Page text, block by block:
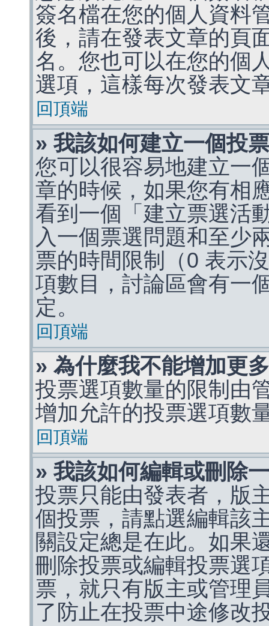
簽名檔在您的個人資料
後，請在發表文章的頁
名。您也可以在您的個
選項，這樣每次發表文
回頂端
» 我該如何建立一個投
您可以很容易地建立一
章的時候，如果您有相
看到一個「建立票選活
入一個票選問題和至少
票的時間限制（0 表示
項數目，討論區會有一
定。
回頂端
» 為什麼我不能增加更
投票選項數量的限制由
增加允許的投票選項數
回頂端
» 我該如何編輯或刪除
投票只能由發表者，版
個投票，請點選編輯該
關設定總是在此。如果
刪除投票或編輯投票選
票，就只有版主或管理
了防止在投票中途修改